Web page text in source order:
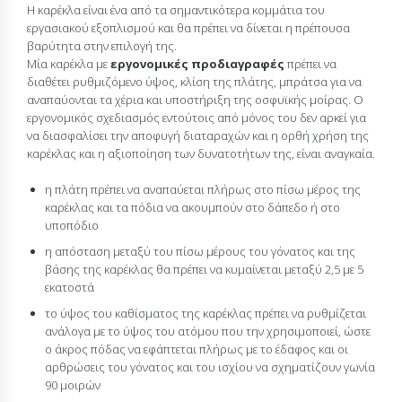
Η καρέκλα είναι ένα από τα σημαντικότερα κομμάτια του
εργασιακού εξοπλισμού και θα πρέπει να δίνεται η πρέπουσα
βαρύτητα στην επιλογή της.
Μία καρέκλα μεεργονομικές προδιαγραφές πρέπει να
διαθέτει ρυθμιζόμενο ύψος, κλίση της πλάτης, μπράτσα για να
αναπαύονται τα χέρια και υποστήριξη της οσφυϊκής μοίρας. Ο
εργονομικός σχεδιασμός εντούτοις από μόνος του δεν αρκεί για
να διασφαλίσει την αποφυγή διαταραχών και η ορθή χρήση της
καρέκλας και η αξιοποίηση των δυνατοτήτων της, είναι αναγκαία.
η πλάτη πρέπει να αναπαύεται πλήρως στο πίσω μέρος της
καρέκλας και τα πόδια να ακουμπούν στο δάπεδο ή στο
υποπόδιο
η απόσταση μεταξύ του πίσω μέρους του γόνατος και της
βάσης της καρέκλας θα πρέπει να κυμαίνεται μεταξύ 2,5 με 5
εκατοστά
το ύψος του καθίσματος της καρέκλας πρέπει να ρυθμίζεται
ανάλογα με το ύψος του ατόμου που την χρησιμοποιεί, ώστε
ο άκρος πόδας να εφάπτεται πλήρως με το έδαφος και οι
αρθρώσεις του γόνατος και του ισχίου να σχηματίζουν γωνία
90 μοιρών